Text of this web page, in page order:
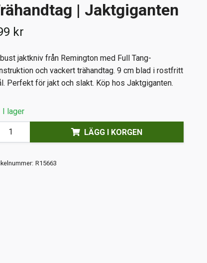
| Jaktgiganten
kr
jaktkniv från Remington med Full Tang-
och vackert trähandtag. 9 cm blad i rostfritt
Perfekt för jakt och slakt. Köp hos Jaktgiganten.
I lager
LÄGG I KORGEN
R15663